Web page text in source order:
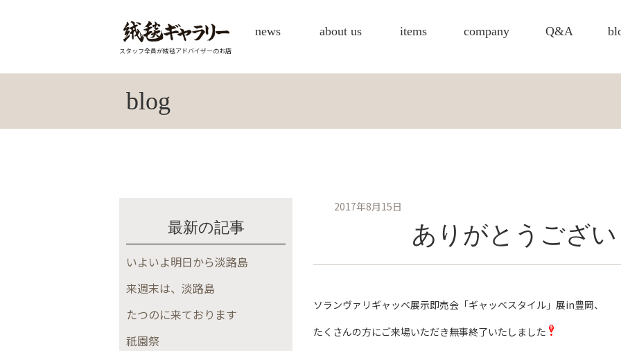
スタッフ全員が絨毯アドバイザーのお店
news about us items company Q&A
blog
最新の記事
いよいよ明日から淡路島
来週末は、淡路島
たつのに来ております
祇園祭
2017年8月15日
ありがとうござ
ソランヴァリギャッベ展示即売会「ギャッベスタイル」展in豊岡、
たくさんの方にご来場いただき無事終了いたしました